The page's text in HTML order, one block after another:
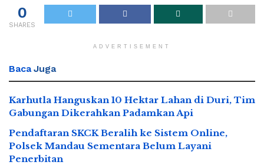
0
SHARES
ADVERTISEMENT
Baca Juga
Karhutla Hanguskan 10 Hektar Lahan di Duri, Tim
Gabungan Dikerahkan Padamkan Api
Pendaftaran SKCK Beralih ke Sistem Online,
Polsek Mandau Sementara Belum Layani
Penerbitan